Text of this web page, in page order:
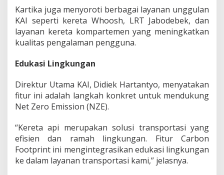
R
a
m
a
h
i
g
k
u
n
a
n
Kartika juga menyoroti berbagai layanan unggulan
KAI seperti kereta Whoosh, LRT Jabodebek, dan
layanan kereta kompartemen yang meningkatkan
kualitas pengalaman pengguna.
Edukasi Lingkungan
Direktur Utama KAI, Didiek Hartantyo, menyatakan
fitur ini adalah langkah konkret untuk mendukung
Net Zero Emission (NZE).
“Kereta api merupakan solusi transportasi yang
efisien dan ramah lingkungan. Fitur Carbon
Footprint ini mengintegrasikan edukasi lingkungan
ke dalam layanan transportasi kami,” jelasnya.